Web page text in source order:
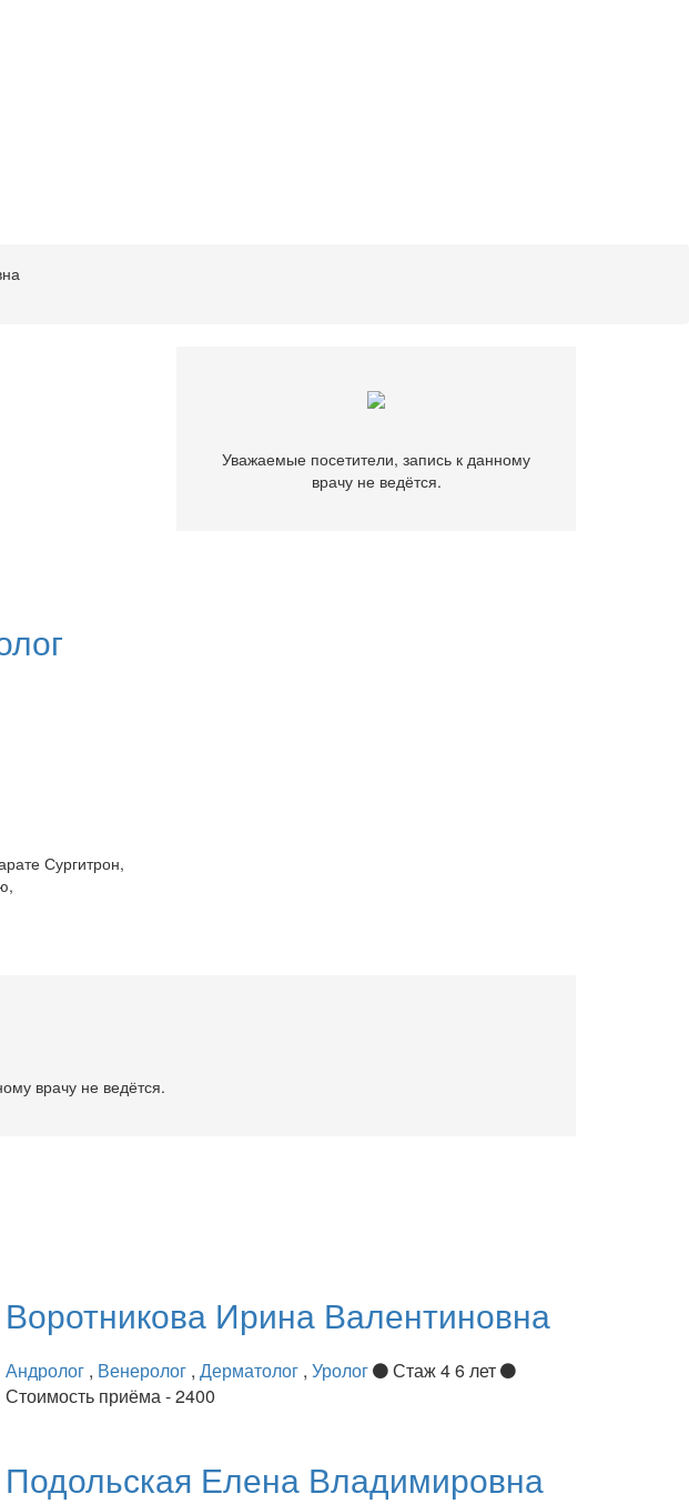
Сургитрон,
Уважаемые посетители, запись к данному
врачу не ведётся.
врачу не ведётся.
Воротникова Ирина Валентиновна
Андролог , Венеролог , Дерматолог , Уролог
Стаж 4 6 лет
Стоимость приёма - 2400
Подольская Елена Владимировна